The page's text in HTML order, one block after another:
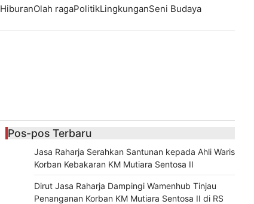
HiburanOlah ragaPolitikLingkunganSeni Budaya
Pos-pos Terbaru
Jasa Raharja Serahkan Santunan kepada Ahli Waris
Korban Kebakaran KM Mutiara Sentosa II
Dirut Jasa Raharja Dampingi Wamenhub Tinjau
Penanganan Korban KM Mutiara Sentosa II di RS